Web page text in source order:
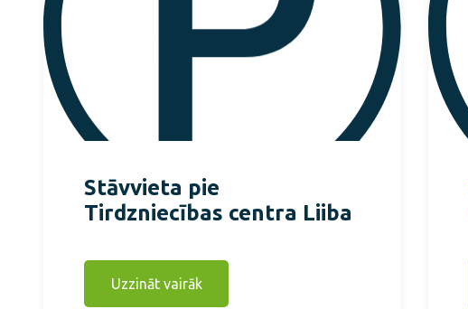
Stāvvieta pie
Tirdzniecības centra Liiba
Uzzināt vairāk